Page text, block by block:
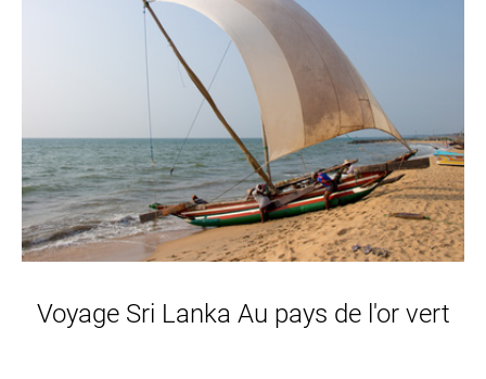
Voyage Sri Lanka Au pays de l'or vert